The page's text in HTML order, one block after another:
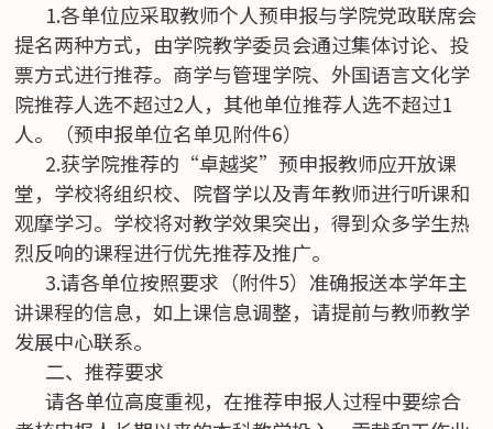
1.各单位应采取教师个人预申报与学院党政联席会
提名两种方式，由学院教学委员会通过集体讨论、投
票方式进行推荐。商学与管理学院、外国语言文化学
院推荐人选不超过2人，其他单位推荐人选不超过1
人。（预申报单位名单见附件6）
2.获学院推荐的“卓越奖”预申报教师应开放课
堂，学校将组织校、院督学以及青年教师进行听课和
观摩学习。学校将对教学效果突出，得到众多学生热
烈反响的课程进行优先推荐及推广。
3.请各单位按照要求（附件5）准确报送本学年主
讲课程的信息，如上课信息调整，请提前与教师教学
发展中心联系。
二、推荐要求
请各单位高度重视，在推荐申报人过程中要综合